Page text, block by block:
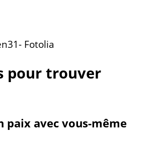
Fotolia
pour trouver
paix avec vous-même